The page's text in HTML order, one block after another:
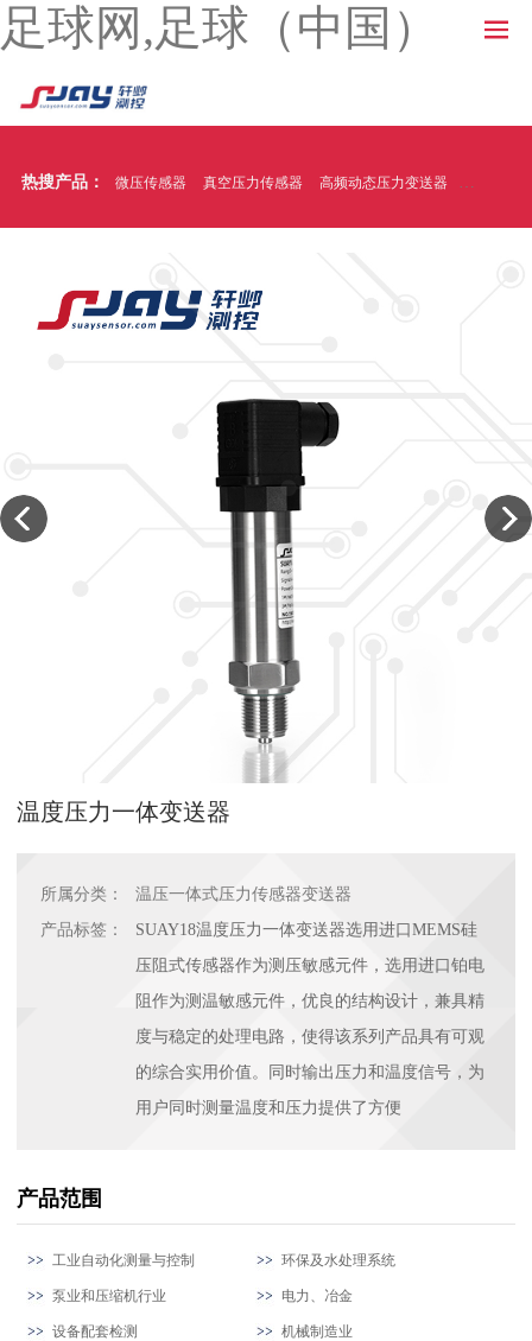
足球网,足球（中国）
热搜产品： 微压传感器 真空压力传感器 高频动态压力变送器 温压一体
温度压力一体变送器
所属分类：
温压一体式压力传感器变送器
产品标签：
SUAY18温度压力一体变送器选用进口MEMS硅
压阻式传感器作为测压敏感元件，选用进口铂电
阻作为测温敏感元件，优良的结构设计，兼具精
度与稳定的处理电路，使得该系列产品具有可观
的综合实用价值。同时输出压力和温度信号，为
用户同时测量温度和压力提供了方便
产品范围
工业自动化测量与控制 环保及水处理系统
泵业和压缩机行业 电力、冶金
设备配套检测 机械制造业